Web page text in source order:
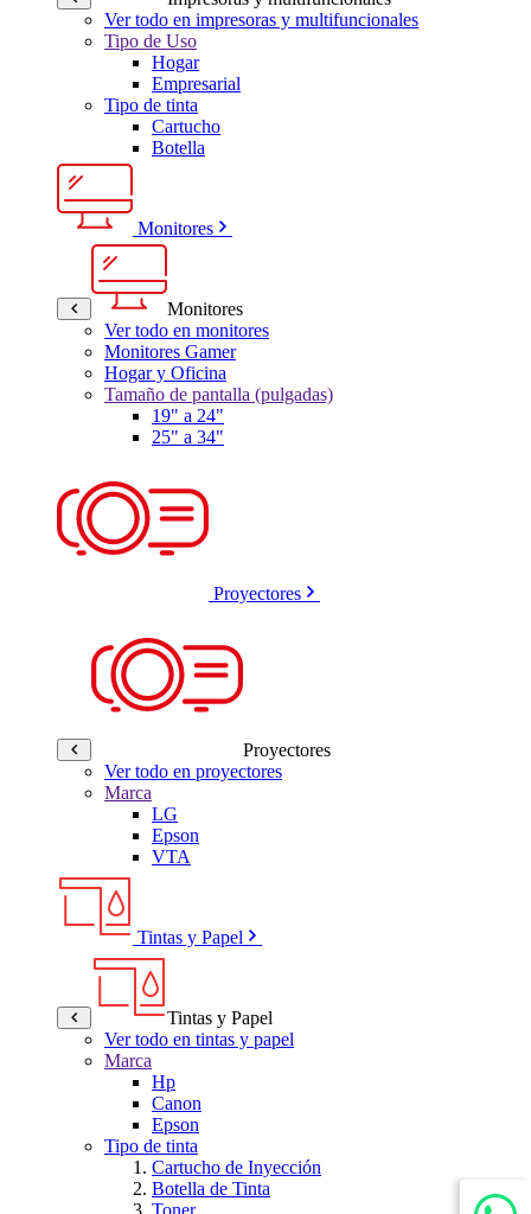
Ver todo en impresoras y multifuncionales
Tipo de Uso
Hogar
Empresarial
Tipo de tinta
Cartucho
Botella
Monitores
Monitores
Ver todo en monitores
Monitores Gamer
Hogar y Oficina
Tamaño de pantalla (pulgadas)
19" a 24"
25" a 34"
Proyectores
Proyectores
Ver todo en proyectores
Marca
LG
Epson
VTA
Tintas y Papel
Tintas y Papel
Ver todo en tintas y papel
Marca
Hp
Canon
Epson
Tipo de tinta
Cartucho de Inyección
Botella de Tinta
Toner